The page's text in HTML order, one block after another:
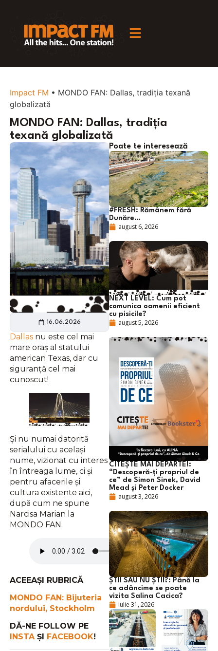
Impact FM • MONDO FAN: Dallas, tradiția texană
globalizată
MONDO FAN: Dallas, tradiția
texană globalizată
16.06.2026
Dallas nu este cel mai
mare oraș al statului
american Texas, dar cu
siguranță cel mai
cunoscut!
Și nu numai datorită
serialului cu același
nume, vizionat cu interes
în întreaga lume, ci și
pentru afacerile și
cultura existente aici,
după cum ne spune
Narcisa Marian la
MONDO FAN.
ACEEAȘI RUBRICĂ
MONDO FAN: Bijuteria
nordului, Stockholm
DĂ-NE FOLLOW PE
INSTA ȘI FACEBOOK!
Poate te interesează
#FRESH: Rămânem fără
Dunăre…
august 6, 2026
NEXT LEVEL: Cum pot
comunica oamenii eficient
cu pisicile?
august 5, 2026
CITEȘTE MAI DEPARTE!:
“Descoperă-ți propriul de
ce” de Simon Sinek, David
Mead și Peter Docker
august 3, 2026
ȘTII SAU NU ȘTII?: Până la
ce adâncime se poate
vizita Salina Cacica?
iulie 31, 2026